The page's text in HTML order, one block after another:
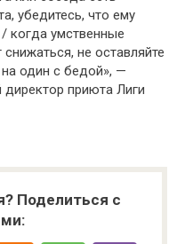
убедитесь, что ему
когда умственные
не оставляйте
один с бедой», —
приюта Лиги
Поделиться с